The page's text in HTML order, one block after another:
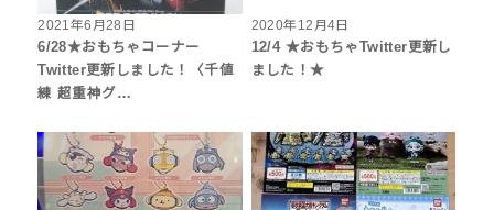
2021年6月28日
6/28★おもちゃコーナー
Twitter更新しました！〈千値
練 超重神グ…
2020年12月4日
12/4 ★おもちゃTwitter更新し
ました！★